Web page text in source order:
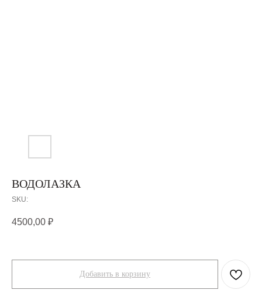
ВОДОЛАЗКА
SKU:
4500,00 ₽
Добавить в корзину